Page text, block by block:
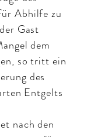
Abhilfe zu
Gast
dem
so tritt ein
des
Entgelts
nach den